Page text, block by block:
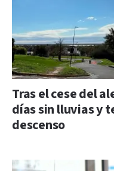
Tras el cese del
días sin lluvias y
descenso